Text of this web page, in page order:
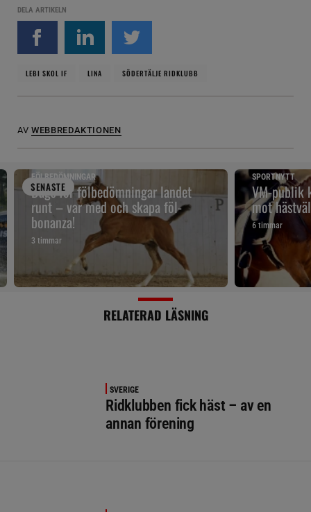
DELA ARTIKELN
LEBI SKOL IF LINA SÖDERTÄLJE RIDKLUBB
AV WEBBREDAKTIONEN
SENASTE
FÖLBEDÖMNINGAR
Dags för fölbedömningar landet
runt – var med och skapa föl-
bonanza!
3 timmar
SPORTNYTT
VM-publik
mot
6 timmar
RELATERAD LÄSNING
SVERIGE
Ridklubben fick häst – av en
annan förening